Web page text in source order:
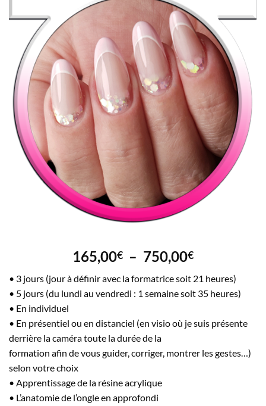
165,00€ – 750,00€Plage
prix :
165,00€
750,00€
• 3 jours (jour à définir avec la formatrice soit 21 heures)
• 5 jours (du lundi au vendredi : 1 semaine soit 35 heures)
• En individuel
• En présentiel ou en distanciel (en visio où je suis présente
derrière la caméra toute la durée de la
formation afin de vous guider, corriger, montrer les gestes…)
selon votre choix
• Apprentissage de la résine acrylique
• L’anatomie de l’ongle en approfondi